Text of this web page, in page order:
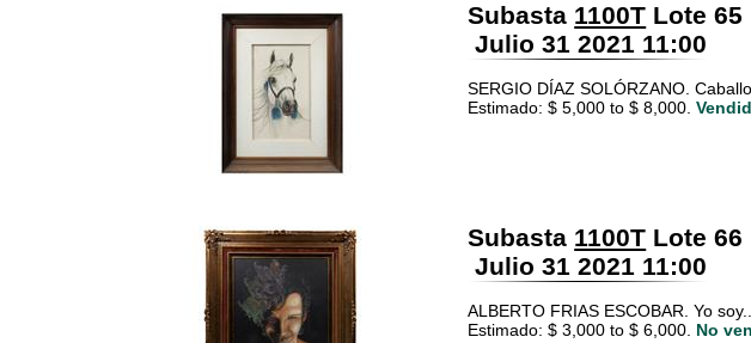
Subasta 1100T Lote 65
Julio 31 2021 11:00
SERGIO DÍAZ SOLÓRZANO.
Estimado: $ 5,000 to $ 8,000.
Subasta 1100T Lote 66
Julio 31 2021 11:00
ALBERTO FRIAS ESCOBAR. Yo
Estimado: $ 3,000 to $ 6,000. No